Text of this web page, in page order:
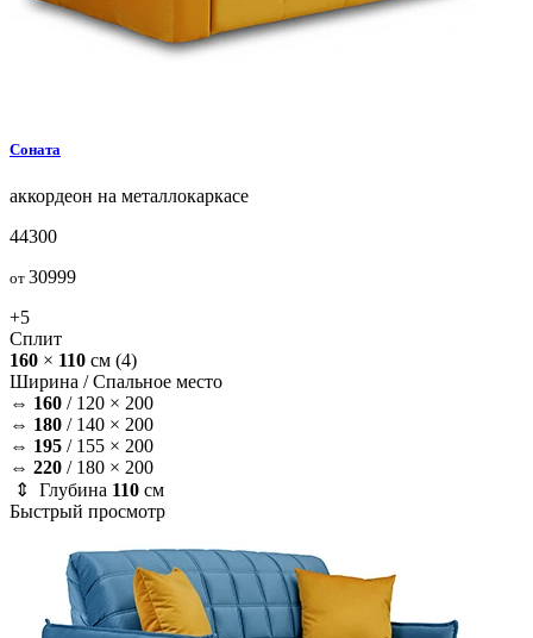
Соната
аккордеон на металлокаркасе
44300
от 30999
+5
Сплит
160 × 110 см (4)
Ширина /Спальное место
⇔ 160 / 120 × 200
⇔ 180 / 140 × 200
⇔ 195 / 155 × 200
⇔ 220 / 180 × 200
⇕ Глубина 110 см
Быстрый просмотр